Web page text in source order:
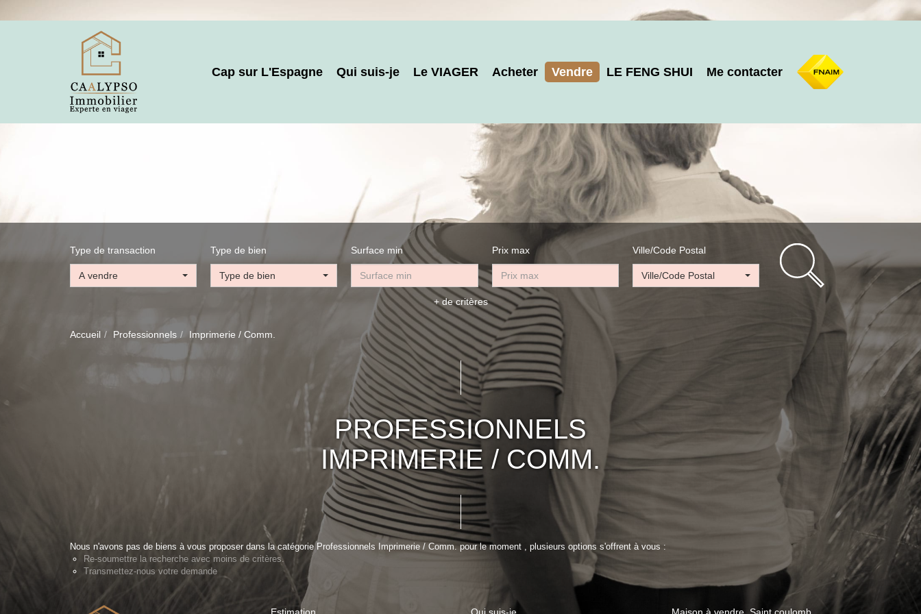
Cap sur L'Espagne Qui suis-je Le VIAGER Acheter Vendre LE FENG SHUI Me contacter
Type de transaction
A vendre
Type de bien
Type de bien
Surface min Prix max Ville/Code Postal
Ville/Code Postal
+ de critères
Accueil Professionnels Imprimerie / Comm.
PROFESSIONNELS
IMPRIMERIE / COMM.
Nous n'avons pas de biens à vous proposer dans la catégorie Professionnels Imprimerie / Comm. pour le moment , plusieurs options s'offrent à vous :
Re-soumettre la recherche avec moins de critères.
Transmettez-nous votre demande